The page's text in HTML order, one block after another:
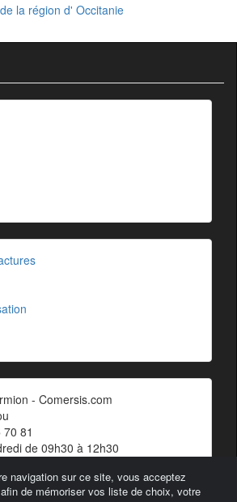
la région d' Occitanie
navigation sur ce site, vous acceptez
de mémoriser vos liste de choix, votre
- Comersis.com
81
de 09h30 à 12h30